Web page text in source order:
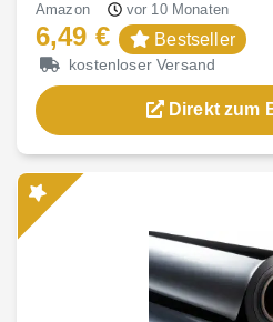
Amazon vor 10 Monaten
6,49 € Bestseller
kostenloser Versand
Direkt zum